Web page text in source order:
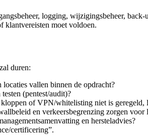
logging, wijzigingsbeheer,
klantvereisten moet voldoen.
duren:
locaties vallen binnen de opdracht?
(pentest/audit)?
kloppen of VPN/whitelisting niet is
en verkeersbegrenzing zorgen voor
en hersteladvies?
certificering”.